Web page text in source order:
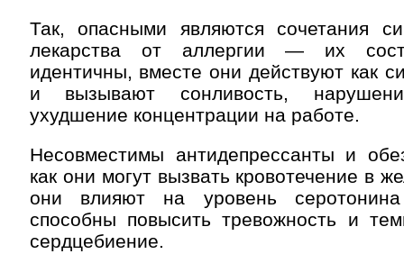
Так, опасными являются сочетания
лекарства от аллергии — их
идентичны, вместе они действуют как
и вызывают сонливость,
ухудшение концентрации на работе.
Несовместимы антидепрессанты и
как они могут вызвать кровотечение в
они влияют на уровень
способны повысить тревожность и
сердцебиение.